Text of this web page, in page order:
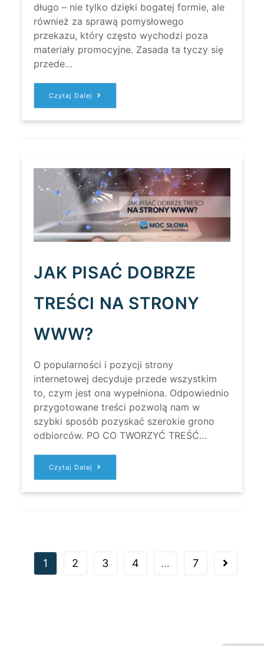
długo – nie tylko dzięki bogatej formie, ale
również za sprawą pomysłowego
przekazu, który często wychodzi poza
materiały promocyjne. Zasada ta tyczy się
przede…
Czytaj Dalej
15
HASEŁ
REKLAMOWYCH
JAK PISAĆ DOBRZE
TREŚCI NA STRONY
WWW?
O popularności i pozycji strony
internetowej decyduje przede wszystkim
to, czym jest ona wypełniona. Odpowiednio
przygotowane treści pozwolą nam w
szybki sposób pozyskać szerokie grono
odbiorców. PO CO TWORZYĆ TREŚĆ…
Czytaj Dalej
JAK
DOBRZE
TREŚCI
1 2 3 4 … 7 Go to the